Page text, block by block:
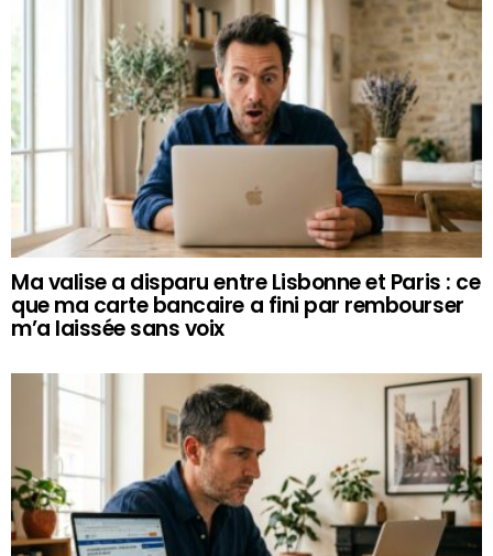
Ma valise a disparu entre Lisbonne et Paris : ce
que ma carte bancaire a fini par rembourser
m’a laissée sans voix